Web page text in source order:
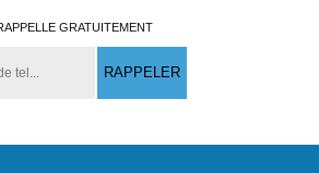
GRATUITEMENT